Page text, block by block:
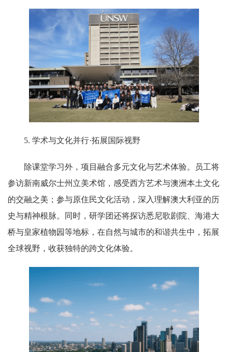
5. 学术与文化并行·拓展国际视野
除课堂学习外，项目融合多元文化与艺术体验。员工将
参访新南威尔士州立美术馆，感受西方艺术与澳洲本土文化
的交融之美；参与原住民文化活动，深入理解澳大利亚的历
史与精神根脉。同时，研学团还将探访悉尼歌剧院、海港大
桥与皇家植物园等地标，在自然与城市的和谐共生中，拓展
全球视野，收获独特的跨文化体验。